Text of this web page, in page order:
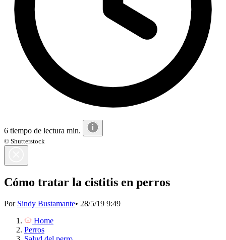
6 tiempo de lectura min.
© Shutterstock
Cómo tratar la cistitis en perros
Por Sindy Bustamante• 28/5/19 9:49
Home
Perros